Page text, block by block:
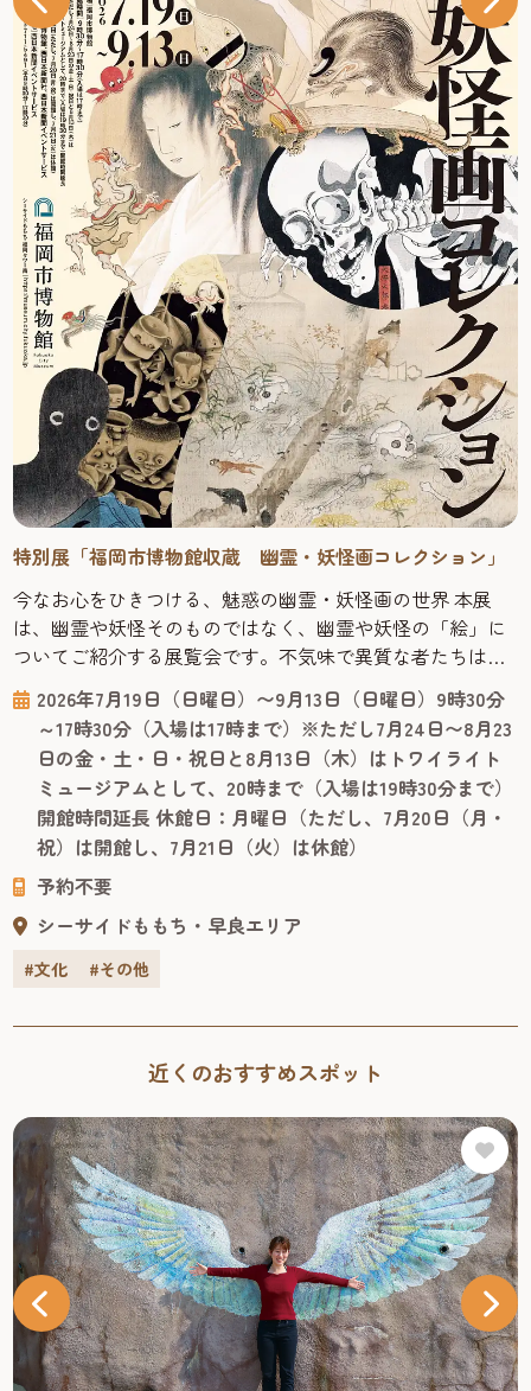
特別展「福岡市博物館収蔵 幽霊・妖怪画コレクション」
今なお心をひきつける、魅惑の幽霊・妖怪画の世界 本展
は、幽霊や妖怪そのものではなく、幽霊や妖怪の「絵」に
ついてご紹介する展覧会です。不気味で異質な者たちは、
なぜ描かれ、飾られ、大切にされてきたのでしょうか。絵
にも表具にも趣向が凝らされた珠玉の化物絵はもちろんの
こと、これらを描いた／みた／コレクションした人々の姿
にも、人間くさい魅力が詰まっています。 福岡市博物館に
は日本有数の幽霊・妖怪画コレ...
2026年7月19日（日曜日）〜9月13日（日曜日）9時30分
～17時30分（入場は17時まで）※ただし7月24日〜8月23
日の金・土・日・祝日と8月13日（木）はトワイライト
ミュージアムとして、20時まで（入場は19時30分まで）
開館時間延長 休館日：月曜日（ただし、7月20日（月・
祝）は開館し、7月21日（火）は休館）
予約不要
シーサイドももち・早良エリア
#文化 #その他
近くのおすすめスポット